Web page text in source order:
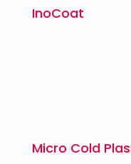
InoCoat
Micro Cold